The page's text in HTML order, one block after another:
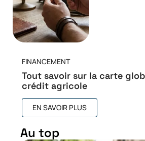
FINANCEMENT
Tout savoir sur la carte
crédit agricole
EN SAVOIR PLUS
Au top